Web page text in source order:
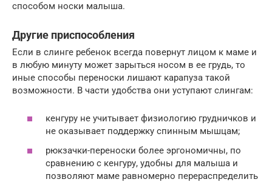
способом носки малыша.
Другие приспособления
Если в слинге ребенок всегда повернут лицом к маме и
в любую минуту может зарыться носом в ее грудь, то
иные способы переноски лишают карапуза такой
возможности. В части удобства они уступают слингам:
кенгуру не учитывает физиологию грудничков и
не оказывает поддержку спинным мышцам;
рюкзачки-переноски более эргономичны, по
сравнению с кенгуру, удобны для малыша и
позволяют маме равномерно перераспределить